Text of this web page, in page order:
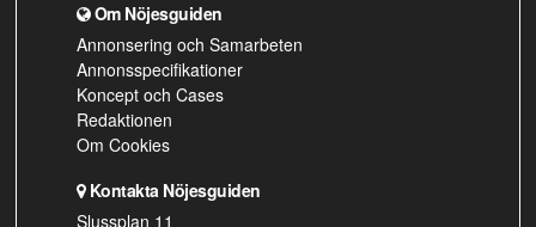
Om Nöjesguiden
Annonsering och Samarbeten
Annonsspecifikationer
Koncept och Cases
Redaktionen
Om Cookies
Kontakta Nöjesguiden
Slussplan 11